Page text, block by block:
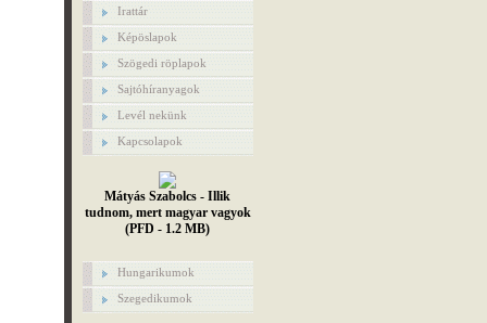
Irattár
Képöslapok
Szögedi röplapok
Sajtóhíranyagok
Levél nekünk
Kapcsolapok
Mátyás Szabolcs - Illik
tudnom, mert magyar vagyok
(PFD - 1.2 MB)
Hungarikumok
Szegedikumok